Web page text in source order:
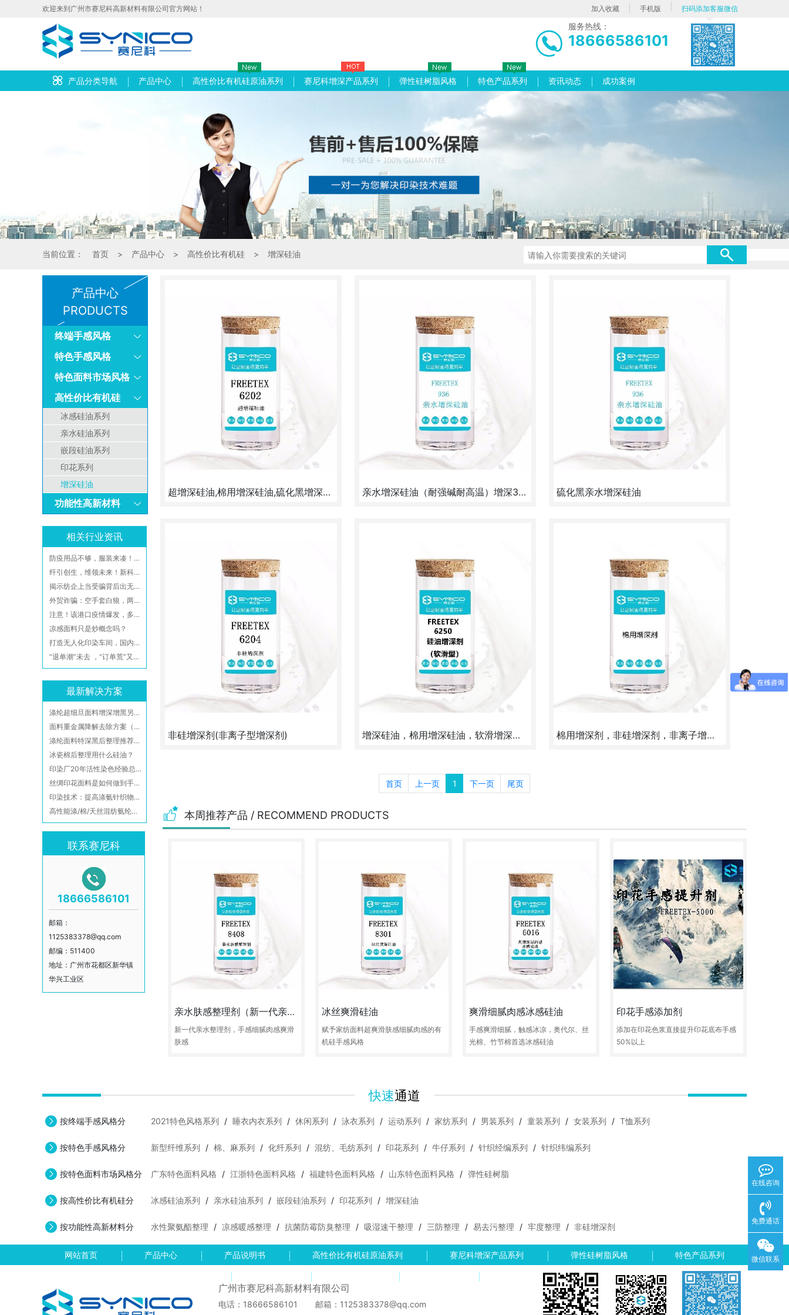
欢迎来到广州市赛尼科高新材料有限公司官方网站！ 加入收藏 手机版 扫码添加客服微信
服务热线：
18666586101
产品分类导航 产品中心 高性价比有机硅原油系列 赛尼科增深产品系列 弹性硅树脂风格 特色产品系列 资讯动态 成功案例
当前位置： 首页 > 产品中心 > 高性价比有机硅 > 增深硅油
产品中心
PRODUCTS
终端手感风格
特色手感风格
特色面料市场风格
高性价比有机硅
冰感硅油系列
亲水硅油系列
嵌段硅油系列
印花系列
增深硅油
功能性高新材料
相关行业资讯
防疫用品不够，服装来凑！这样靠谱吗？
纤引创生，维领未来！新科技带给纤维行业什么机遇和挑战？
揭示纺企上当受骗背后出无奈的真相
外贸诈骗：空手套白狼，两家纺织企业被骗1600万！
注意！该港口疫情爆发，多艘集装箱船被限制隔离！
凉感面料只是炒概念吗？
打造无人化印染车间，国内首家针织面料印染全流程数字化智能工厂
“退单潮”未去 ，“订单荒”又来：印染行业低迷形势夏末或好转
最新解决方案
涤纶超细旦面料增深增黑另类工艺参考
面料重金属降解去除方案（有效去除游离甲醛、铜、铅、锡、镍、钴、锑、汞、镉和铋等重金属离子）附检测报告
涤纶面料特深黑后整理推荐加工方案-广州赛尼科高新材料
冰瓷棉后整理用什么硅油？
印染厂20年活性染色经验总结，你们都拿去，不保留了！
丝绸印花面料是如何做到手感柔软且不发批不翻丝？
印染技术：提高涤氨针织物深色牢度的方法
高性能涤/棉/天丝混纺氨纶弹力面料整理工艺
联系赛尼科
18666586101
邮箱：
1125383378@qq.com
邮编：511400
地址：广州市花都区新华镇
华兴工业区
超增深硅油,棉用增深硅油,硫化黑增深硅油,分散黑涤纶增深硅油 亲水增深硅油（耐强碱耐高温）增深30% 硫化黑亲水增深硅油
非硅增深剂(非离子型增深剂) 增深硅油，棉用增深硅油，软滑增深硅油，广东增深硅油 棉用增深剂，非硅增深剂，非离子增深剂
首页 上一页 1 下一页 尾页
本周推荐产品 / RECOMMEND PRODUCTS
亲水肤感整理剂（新一代亲水柔软整理剂）
新一代亲水整理剂，手感细腻肉感爽滑
肤感
冰丝爽滑硅油
赋予家纺面料超爽滑肤感细腻肉感的有
机硅手感风格
爽滑细腻肉感冰感硅油
手感爽滑细腻，触感冰凉，奥代尔、丝
光棉、竹节棉首选冰感硅油
印花手感添加剂
添加在印花色浆直接提升印花底布手感
50%以上
快速通道
按终端手感风格分 2021特色风格系列 / 睡衣内衣系列 / 休闲系列 / 泳衣系列 / 运动系列 / 家纺系列 / 男装系列 / 童装系列 / 女装系列 / T恤系列
按特色手感风格分 新型纤维系列 / 棉、麻系列 / 化纤系列 / 混纺、毛纺系列 / 印花系列 / 牛仔系列 / 针织经编系列 / 针织纬编系列
按特色面料市场风格分 广东特色面料风格 / 江浙特色面料风格 / 福建特色面料风格 / 山东特色面料风格 / 弹性硅树脂
按高性价比有机硅分 冰感硅油系列 / 亲水硅油系列 / 嵌段硅油系列 / 印花系列 / 增深硅油
按功能性高新材料分 水性聚氨酯整理 / 凉感暖感整理 / 抗菌防霉防臭整理 / 吸湿速干整理 / 三防整理 / 易去污整理 / 牢度整理 / 非硅增深剂
网站首页 产品中心 产品说明书 高性价比有机硅原油系列 赛尼科增深产品系列 弹性硅树脂风格 特色产品系列
广州市赛尼科高新材料有限公司
电话：18666586101 邮箱：1125383378@qq.com
在线咨询
免费通话
微信联系